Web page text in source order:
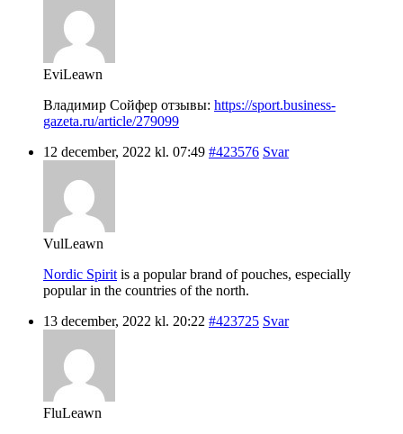
EviLeawn
Владимир Сойфер отзывы: https://sport.business-
gazeta.ru/article/279099
12 december, 2022 kl. 07:49 #423576 Svar
VulLeawn
Nordic Spirit is a popular brand of pouches, especially
popular in the countries of the north.
13 december, 2022 kl. 20:22 #423725 Svar
FluLeawn